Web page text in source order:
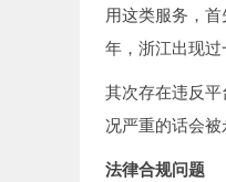
用这类服务，
年，浙江出现过
其次存在违反
况严重的话会被
法律合规问题